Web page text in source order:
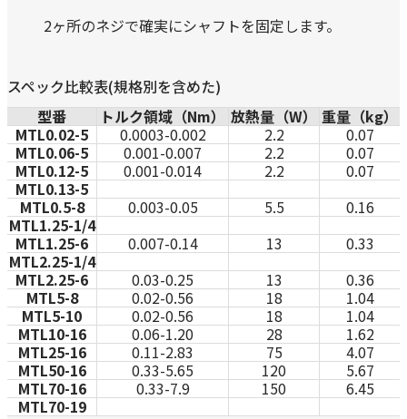
2ヶ所のネジで確実にシャフトを固定します。
スペック比較表(規格別を含めた)
型番
トルク領域（Nm） 放熱量（W）
重量（kg）
MTL0.02-5
0.0003-0.002 2.2
0.07
MTL0.06-5
0.001-0.007 2.2
0.07
MTL0.12-5
0.001-0.014 2.2
0.07
MTL0.13-5
MTL0.5-8
0.003-0.05 5.5
0.16
MTL1.25-1/4
MTL1.25-6
0.007-0.14 13
0.33
MTL2.25-1/4
MTL2.25-6
0.03-0.25 13
0.36
MTL5-8
0.02-0.56 18
1.04
MTL5-10
0.02-0.56 18
1.04
MTL10-16
0.06-1.20 28
1.62
MTL25-16
0.11-2.83 75
4.07
MTL50-16
0.33-5.65 120
5.67
MTL70-16
0.33-7.9 150
6.45
MTL70-19